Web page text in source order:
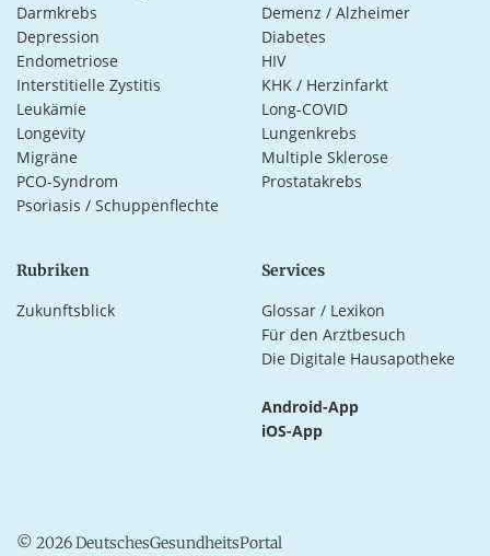
Darmkrebs
Demenz / Alzheimer
Depression
Diabetes
Endometriose
HIV
Interstitielle Zystitis
KHK / Herzinfarkt
Leukämie
Long-COVID
Longevity
Lungenkrebs
Migräne
Multiple Sklerose
PCO-Syndrom
Prostatakrebs
Psoriasis / Schuppenflechte
Rubriken
Zukunftsblick
Services
Glossar / Lexikon
Für den Arztbesuch
Die Digitale Hausapotheke
Android-App
iOS-App
© 2026 DeutschesGesundheitsPortal